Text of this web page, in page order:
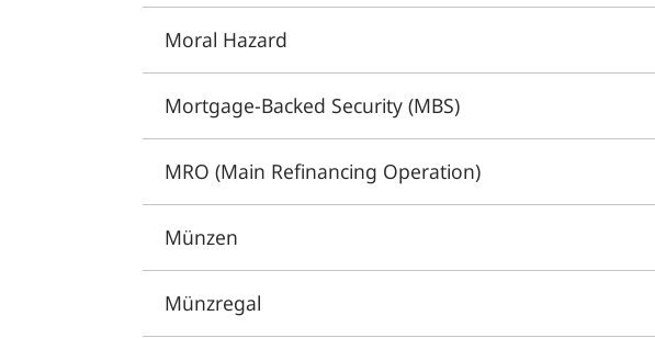
Moral Hazard
Mortgage-Backed Security (MBS)
MRO (Main Refinancing Operation)
Münzen
Münzregal